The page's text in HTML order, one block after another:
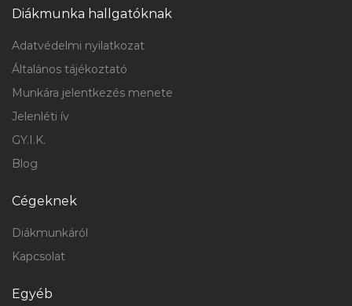
Diákmunka hallgatóknak
Adatvédelmi nyilatkozat
Általános tájékoztató
Munkára jelentkezés menete
Jelenléti ív
GY.I.K.
Blog
Cégeknek
Diákmunkáról
Kapcsolat
Egyéb